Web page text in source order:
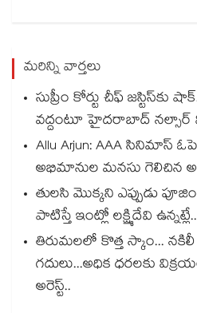
మరిన్ని వార్తలు
సుప్రీం కోర్టు చీఫ్ జస్టిస్⁭కు
వద్దంటూ హైదరాబాద్ నల్సార్
Allu Arjun: AAA సినిమాస్
అభిమానుల మనసు గెలిచిన
తులసి మొక్కని ఎప్పుడు
పాటిస్తే ఇంట్లో లక్ష్మిదేవి ఉన్నట్లే..
తిరుమలలో కొత్త స్కాం...
గదులు...అధిక ధరలకు
అరెస్ట్..